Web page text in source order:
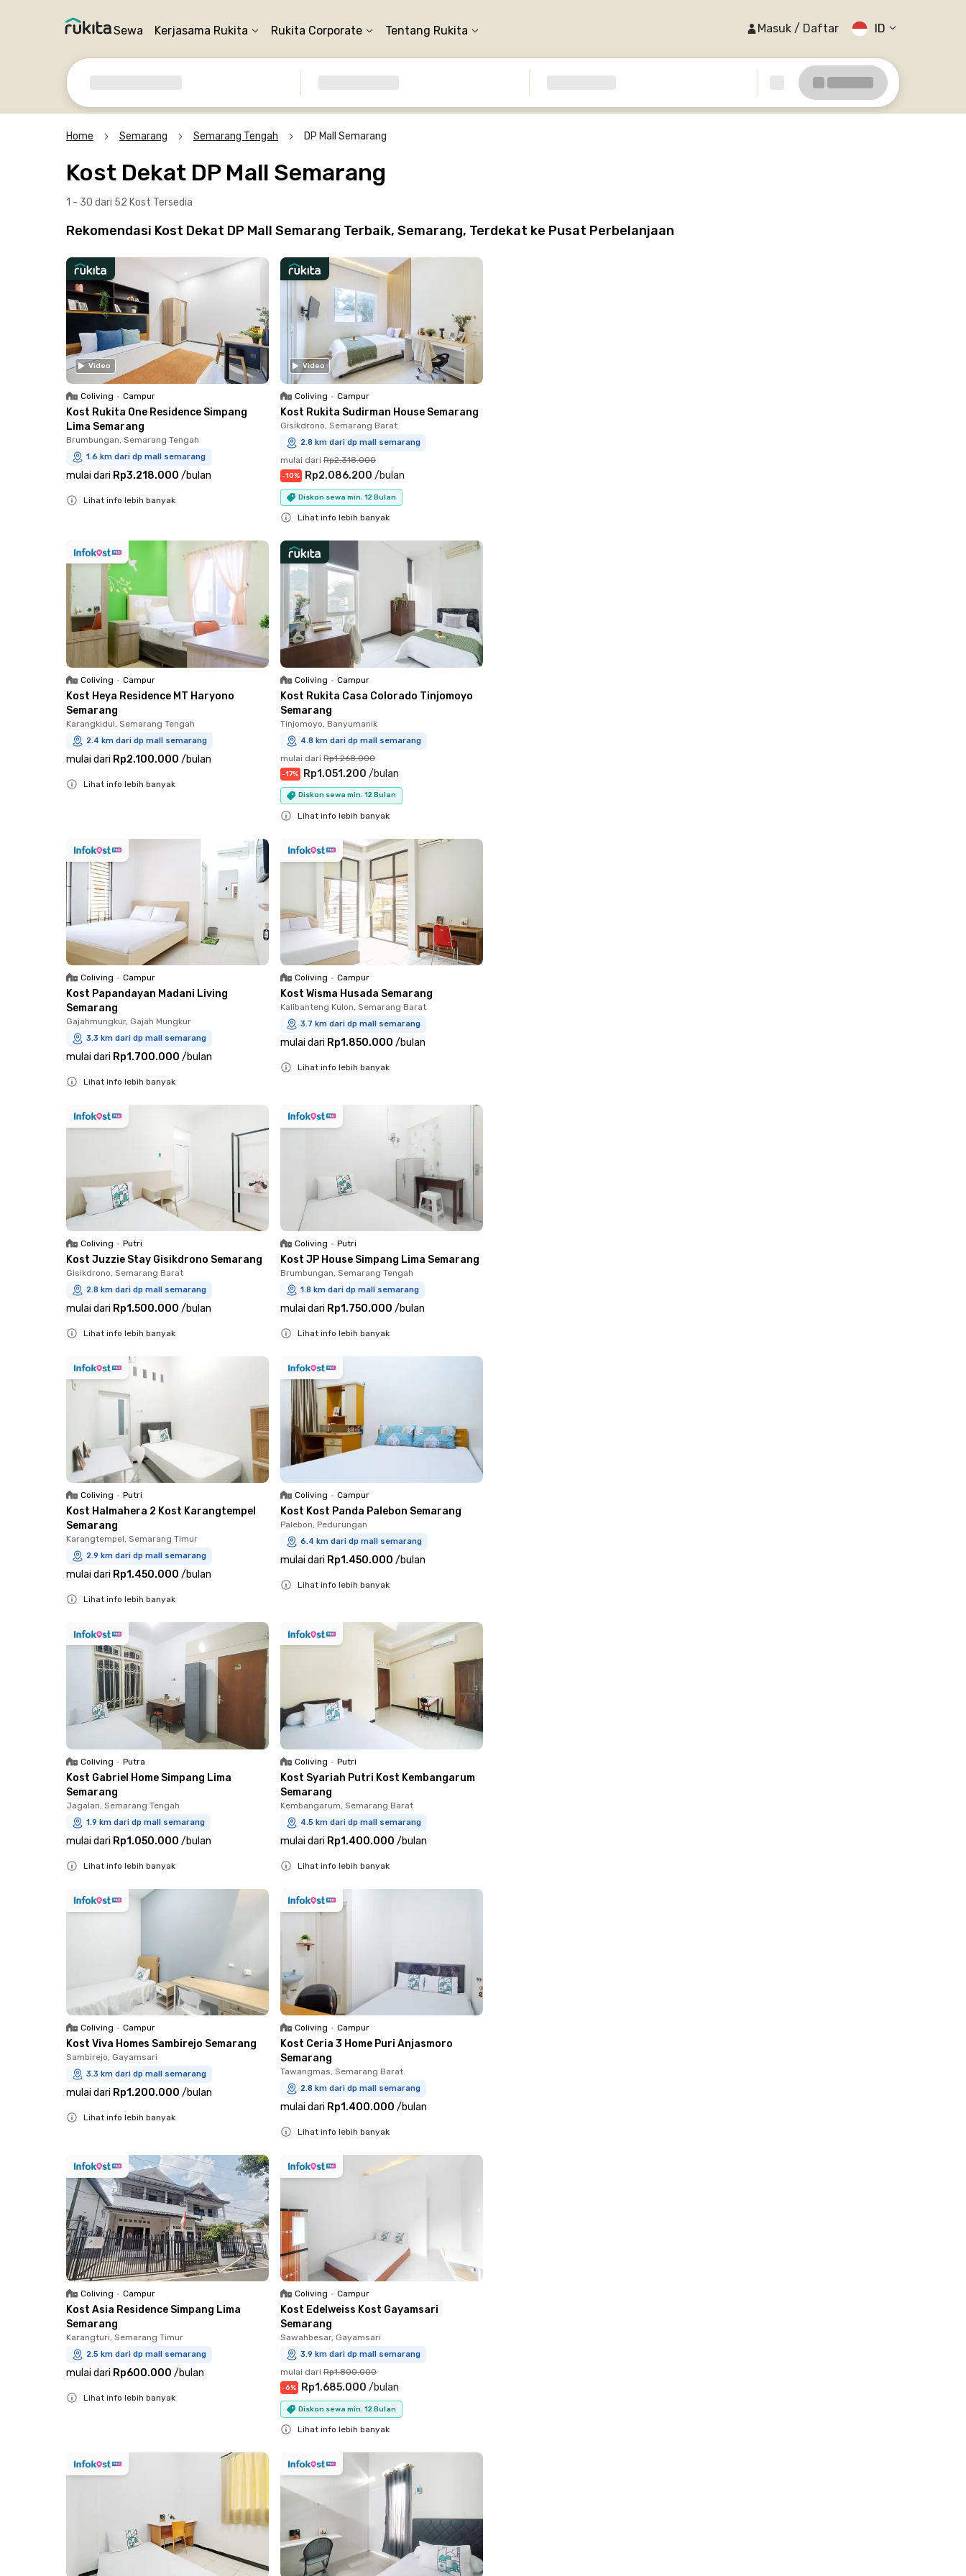
Sewa Kerjasama Rukita Rukita Corporate Tentang Rukita Masuk / Daftar ID
Home Semarang Semarang Tengah DP Mall Semarang
Kost Dekat DP Mall Semarang
1 - 30 dari 52 Kost Tersedia
Rekomendasi Kost Dekat DP Mall Semarang Terbaik, Semarang, Terdekat ke Pusat Perbelanjaan
Video
Coliving • Campur
Kost Rukita One Residence Simpang
Lima Semarang
Brumbungan, Semarang Tengah
1.6 km dari dp mall semarang
mulai dari Rp3.218.000 /bulan
Lihat info lebih banyak
Video
Coliving • Campur
Kost Rukita Sudirman House Semarang
Gisikdrono, Semarang Barat
2.8 km dari dp mall semarang
mulai dari Rp2.318.000
-10% Rp2.086.200 /bulan
Diskon sewa min. 12 Bulan
Lihat info lebih banyak
Coliving • Campur
Kost Heya Residence MT Haryono
Semarang
Karangkidul, Semarang Tengah
2.4 km dari dp mall semarang
mulai dari Rp2.100.000 /bulan
Lihat info lebih banyak
Coliving • Campur
Kost Rukita Casa Colorado Tinjomoyo
Semarang
Tinjomoyo, Banyumanik
4.8 km dari dp mall semarang
mulai dari Rp1.268.000
-17% Rp1.051.200 /bulan
Diskon sewa min. 12 Bulan
Lihat info lebih banyak
Coliving • Campur
Kost Papandayan Madani Living
Semarang
Gajahmungkur, Gajah Mungkur
3.3 km dari dp mall semarang
mulai dari Rp1.700.000 /bulan
Lihat info lebih banyak
Coliving • Campur
Kost Wisma Husada Semarang
Kalibanteng Kulon, Semarang Barat
3.7 km dari dp mall semarang
mulai dari Rp1.850.000 /bulan
Lihat info lebih banyak
Coliving • Putri
Kost Juzzie Stay Gisikdrono Semarang
Gisikdrono, Semarang Barat
2.8 km dari dp mall semarang
mulai dari Rp1.500.000 /bulan
Lihat info lebih banyak
Coliving • Putri
Kost JP House Simpang Lima Semarang
Brumbungan, Semarang Tengah
1.8 km dari dp mall semarang
mulai dari Rp1.750.000 /bulan
Lihat info lebih banyak
Coliving • Putri
Kost Halmahera 2 Kost Karangtempel
Semarang
Karangtempel, Semarang Timur
2.9 km dari dp mall semarang
mulai dari Rp1.450.000 /bulan
Lihat info lebih banyak
Coliving • Campur
Kost Kost Panda Palebon Semarang
Palebon, Pedurungan
6.4 km dari dp mall semarang
mulai dari Rp1.450.000 /bulan
Lihat info lebih banyak
Coliving • Putra
Kost Gabriel Home Simpang Lima
Semarang
Jagalan, Semarang Tengah
1.9 km dari dp mall semarang
mulai dari Rp1.050.000 /bulan
Lihat info lebih banyak
Coliving • Putri
Kost Syariah Putri Kost Kembangarum
Semarang
Kembangarum, Semarang Barat
4.5 km dari dp mall semarang
mulai dari Rp1.400.000 /bulan
Lihat info lebih banyak
Coliving • Campur
Kost Viva Homes Sambirejo Semarang
Sambirejo, Gayamsari
3.3 km dari dp mall semarang
mulai dari Rp1.200.000 /bulan
Lihat info lebih banyak
Coliving • Campur
Kost Ceria 3 Home Puri Anjasmoro
Semarang
Tawangmas, Semarang Barat
2.8 km dari dp mall semarang
mulai dari Rp1.400.000 /bulan
Lihat info lebih banyak
Coliving • Campur
Kost Asia Residence Simpang Lima
Semarang
Karangturi, Semarang Timur
2.5 km dari dp mall semarang
mulai dari Rp600.000 /bulan
Lihat info lebih banyak
Coliving • Campur
Kost Edelweiss Kost Gayamsari
Semarang
Sawahbesar, Gayamsari
3.9 km dari dp mall semarang
mulai dari Rp1.800.000
-6% Rp1.685.000 /bulan
Diskon sewa min. 12 Bulan
Lihat info lebih banyak